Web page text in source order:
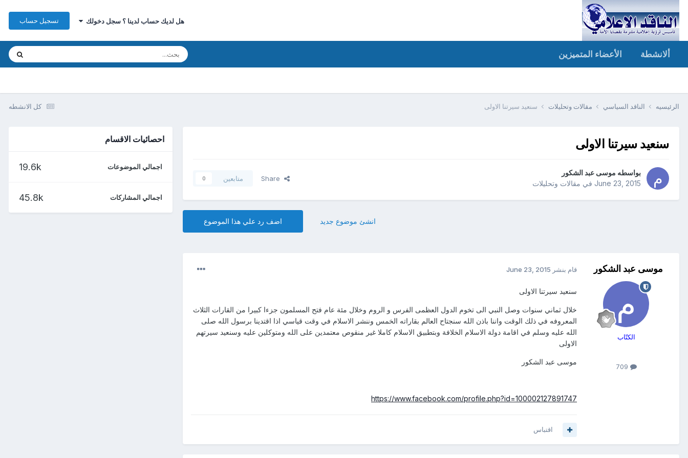
هل لديك حساب لدينا ؟ سجل دخولك تسجيل حساب
ألانشطة الأعضاء المتميزين
كل الانشطه الرئيسيه الناقد السياسي مقالات وتحليلات سنعيد سيرتنا الاولى
سنعيد سيرتنا الاولى
بواسطه موسى عبد الشكور
June 23, 2015 في مقالات وتحليلات
متابعين 0
اضف رد علي هذا الموضوع انشئ موضوع جديد
موسى عبد الشكور
الكتّاب
قام بنشر June 23, 2015
سنعيد سيرتنا الاولى
خلال ثماني سنوات وصل النبي الى تخوم الدول العظمى الفرس و الروم وخلال مئة عام فتح المسلمون جزءا كبيرا من القارات الثلاث
المعروفه في ذلك الوقت واننا باذن الله سنجتاح العالم بقاراته الخمس وننشر الاسلام في وقت قياسي اذا اقتدينا برسول الله صلى
الله عليه وسلم في اقامة دولة الاسلام الخلافة وبتطبيق الاسلام كاملا غير منقوص معتمدين على الله ومتوكلين عليه وسنعيد سيرتهم
الاولى
موسى عبد الشكور
https://www.facebook.com/profile.php?id=100002127891747
اقتباس
احصائيات الاقسام
اجمالي الموضوعات 19.6k
اجمالي المشاركات 45.8k